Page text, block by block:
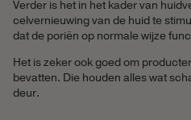
Verder is het in het kader van
celvernieuwing van de huid te
dat de poriën op normale wijze
Het is zeker ook goed om
bevatten. Die houden alles wat
deur.